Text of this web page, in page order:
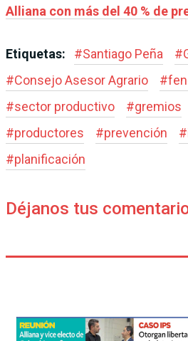
Alliana con más del 40 % de
Etiquetas: #Santiago Peña #
#Consejo Asesor Agrario #
#sector productivo #gremios
#productores #prevención #
#planificación
Déjanos tus